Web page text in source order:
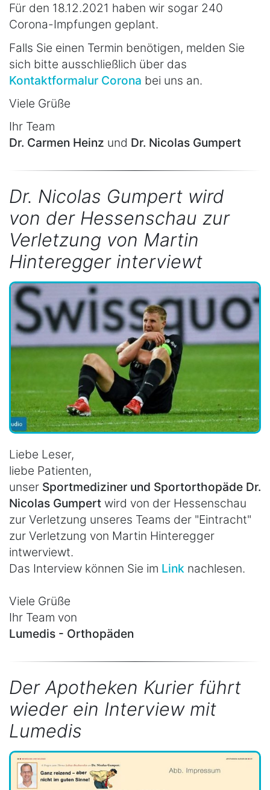
Für den 18.12.2021 haben wir sogar 240
Corona-Impfungen geplant.
Falls Sie einen Termin benötigen, melden Sie
sich bitte ausschließlich über das
Kontaktformalur Corona bei uns an.
Viele Grüße
Ihr Team
Dr. Carmen Heinz und Dr. Nicolas Gumpert
Dr. Nicolas Gumpert wird
von der Hessenschau zur
Verletzung von Martin
Hinteregger interviewt
Liebe Leser,
liebe Patienten,
unser Sportmediziner und Sportorthopäde Dr.
Nicolas Gumpert wird von der Hessenschau
zur Verletzung unseres Teams der "Eintracht"
zur Verletzung von Martin Hinteregger
intwerviewt.
Das Interview können Sie im Link nachlesen.
Viele Grüße
Ihr Team von
Lumedis - Orthopäden
Der Apotheken Kurier führt
wieder ein Interview mit
Lumedis